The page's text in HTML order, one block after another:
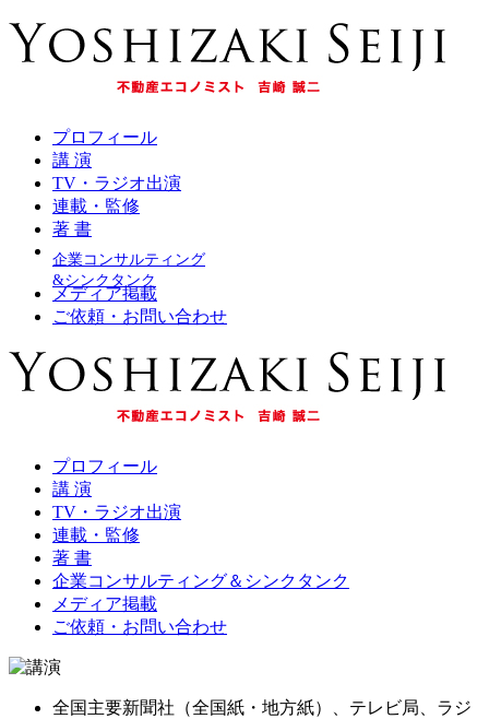
プロフィール
講 演
TV・ラジオ出演
連載・監修
著 書
企業コンサルティング
&シンクタンク
メディア掲載
ご依頼・お問い合わせ
プロフィール
講 演
TV・ラジオ出演
連載・監修
著 書
企業コンサルティング＆シンクタンク
メディア掲載
ご依頼・お問い合わせ
全国主要新聞社（全国紙・地方紙）、テレビ局、ラジ